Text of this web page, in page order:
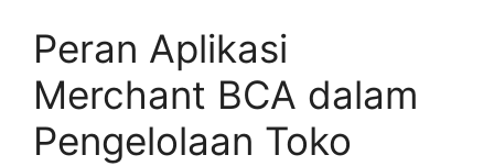
Peran Aplikasi
Merchant BCA dalam
Pengelolaan Toko